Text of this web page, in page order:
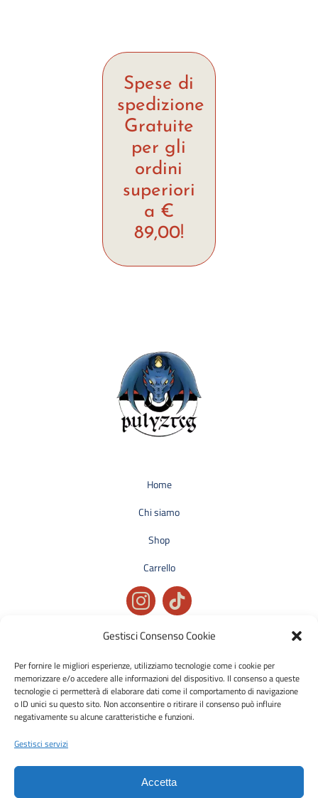
Gestisci Consenso Cookie
Per fornire le migliori esperienze, utilizziamo tecnologie come i cookie per
memorizzare e/o accedere alle informazioni del dispositivo. Il consenso a queste
tecnologie ci permetterà di elaborare dati come il comportamento di navigazione
o ID unici su questo sito. Non acconsentire o ritirare il consenso può influire
negativamente su alcune caratteristiche e funzioni.
Gestisci servizi
Accetta
Spese di
spedizione
Gratuite
per gli
ordini
superiori
a €
89,00!
Home
Chi siamo
Shop
Carrello
Privacy policy
Condizioni generali di vendita
Cookie policy
Metodi di pagamento accettati: